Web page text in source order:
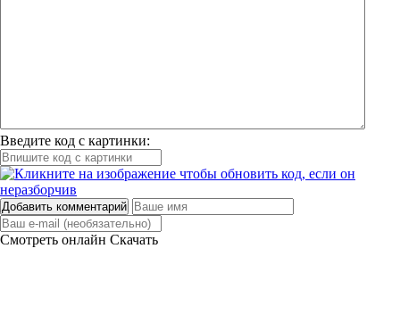
Введите код с картинки:
Добавить комментарий
Смотреть онлайн Скачать